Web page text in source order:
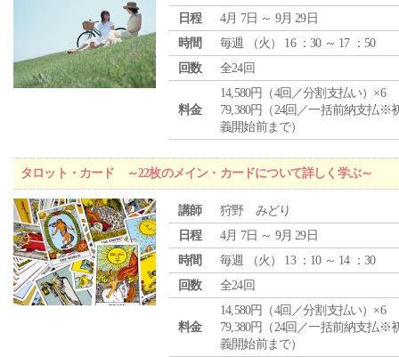
日程
4月 7日 ～ 9月 29日
時間
毎週 （火 ） 16 ：30 ～ 17 ：50
回数
全24回
料金
14,580円（4回／分割支払い）×6
79,380円（24回／一括前納支払※
義開始前まで）
タロット・カード ～22枚のメイン・カードについて詳しく学ぶ～
講師
狩野 みどり
日程
4月 7日 ～ 9月 29日
時間
毎週 （火 ） 13 ：10 ～ 14 ：30
回数
全24回
料金
14,580円（4回／分割支払い）×6
79,380円（24回／一括前納支払※
義開始前まで）